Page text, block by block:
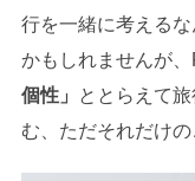
行を一緒に考える
かもしれませんが、
個性」
ととらえて
む、ただそれだけの